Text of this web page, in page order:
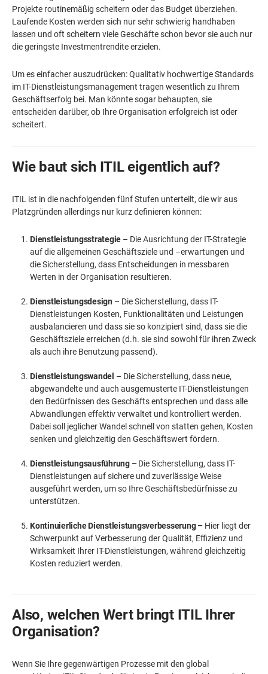
Projekte routinemäßig scheitern oder das Budget überziehen.
Laufende Kosten werden sich nur sehr schwierig handhaben
lassen und oft scheitern viele Geschäfte schon bevor sie auch nur
die geringste Investmentrendite erzielen.
Um es einfacher auszudrücken: Qualitativ hochwertige Standards
im IT-Dienstleistungsmanagement tragen wesentlich zu Ihrem
Geschäftserfolg bei. Man könnte sogar behaupten, sie
entscheiden darüber, ob Ihre Organisation erfolgreich ist oder
scheitert.
Wie baut sich ITIL eigentlich auf?
ITIL ist in die nachfolgenden fünf Stufen unterteilt, die wir aus
Platzgründen allerdings nur kurz definieren können:
Dienstleistungsstrategie – Die Ausrichtung der IT-Strategie
auf die allgemeinen Geschäftsziele und –erwartungen und
die Sicherstellung, dass Entscheidungen in messbaren
Werten in der Organisation resultieren.
Dienstleistungsdesign – Die Sicherstellung, dass IT-
Dienstleistungen Kosten, Funktionalitäten und Leistungen
ausbalancieren und dass sie so konzipiert sind, dass sie die
Geschäftsziele erreichen (d.h. sie sind sowohl für ihren Zweck
als auch ihre Benutzung passend).
Dienstleistungswandel – Die Sicherstellung, dass neue,
abgewandelte und auch ausgemusterte IT-Dienstleistungen
den Bedürfnissen des Geschäfts entsprechen und dass alle
Abwandlungen effektiv verwaltet und kontrolliert werden.
Dabei soll jeglicher Wandel schnell von statten gehen, Kosten
senken und gleichzeitig den Geschäftswert fördern.
Dienstleistungsausführung – Die Sicherstellung, dass IT-
Dienstleistungen auf sichere und zuverlässige Weise
ausgeführt werden, um so Ihre Geschäftsbedürfnisse zu
unterstützen.
Kontinuierliche Dienstleistungsverbesserung – Hier liegt der
Schwerpunkt auf Verbesserung der Qualität, Effizienz und
Wirksamkeit Ihrer IT-Dienstleistungen, während gleichzeitig
Kosten reduziert werden.
Also, welchen Wert bringt ITIL Ihrer
Organisation?
Wenn Sie Ihre gegenwärtigen Prozesse mit den global